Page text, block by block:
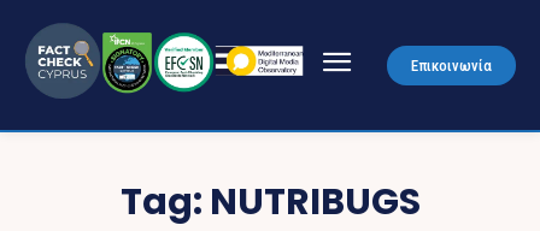
Επικοινωνία
Tag: NUTRIBUGS